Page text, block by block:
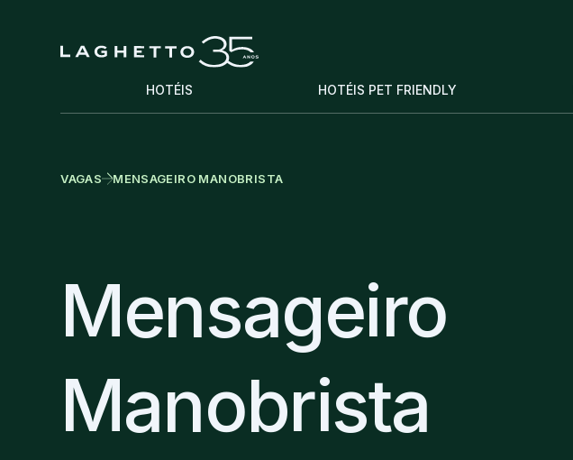
HOTÉIS HOTÉIS PET FRIENDLY
VAGAS MENSAGEIRO MANOBRISTA
Mensageiro
Manobrista